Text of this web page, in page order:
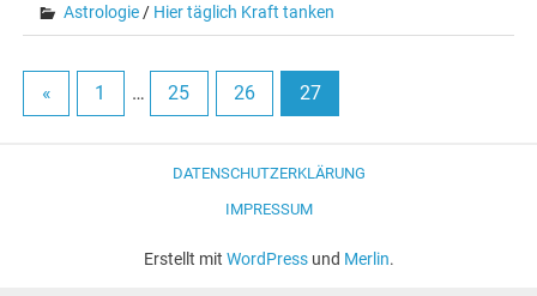
Astrologie / Hier täglich Kraft tanken
« 1 … 25 26 27
DATENSCHUTZERKLÄRUNG
IMPRESSUM
Erstellt mit WordPressund Merlin.